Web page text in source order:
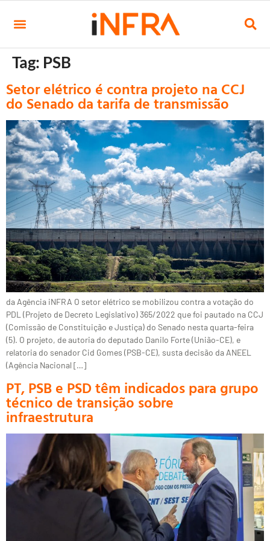
Tag: PSB
Setor elétrico é contra projeto na CCJ
do Senado da tarifa de transmissão
da Agência iNFRA O setor elétrico se mobilizou contra a votação do
PDL (Projeto de Decreto Legislativo) 365/2022 que foi pautado na CCJ
(Comissão de Constituição e Justiça) do Senado nesta quarta-feira
(5). O projeto, de autoria do deputado Danilo Forte (União-CE), e
relatoria do senador Cid Gomes (PSB-CE), susta decisão da ANEEL
(Agência Nacional […]
PT, PSB e PSD têm indicados para grupo
técnico de transição sobre
infraestrutura